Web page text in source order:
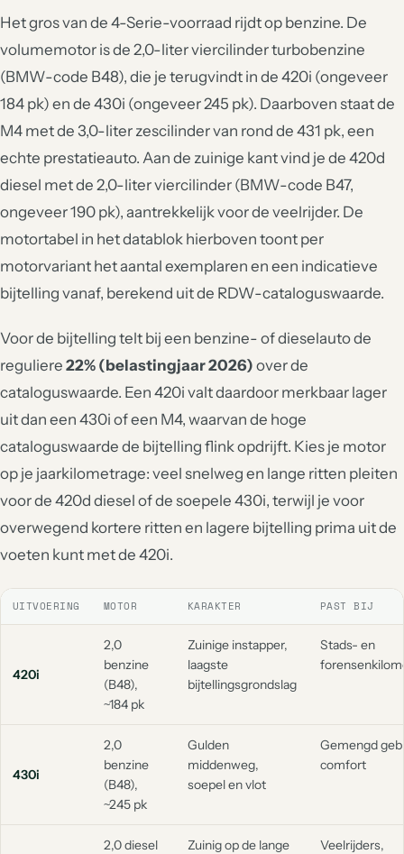
Het gros van de 4-Serie-voorraad rijdt op benzine. De
volumemotor is de 2,0-liter viercilinder turbobenzine
(BMW-code B48), die je terugvindt in de 420i (ongeveer
184 pk) en de 430i (ongeveer 245 pk). Daarboven staat de
M4 met de 3,0-liter zescilinder van rond de 431 pk, een
echte prestatieauto. Aan de zuinige kant vind je de 420d
diesel met de 2,0-liter viercilinder (BMW-code B47,
ongeveer 190 pk), aantrekkelijk voor de veelrijder. De
motortabel in het datablok hierboven toont per
motorvariant het aantal exemplaren en een indicatieve
bijtelling vanaf, berekend uit de RDW-cataloguswaarde.
Voor de bijtelling telt bij een benzine- of dieselauto de
reguliere 22% (belastingjaar 2026) over de
cataloguswaarde. Een 420i valt daardoor merkbaar lager
uit dan een 430i of een M4, waarvan de hoge
cataloguswaarde de bijtelling flink opdrijft. Kies je motor
op je jaarkilometrage: veel snelweg en lange ritten pleiten
voor de 420d diesel of de soepele 430i, terwijl je voor
overwegend kortere ritten en lagere bijtelling prima uit de
voeten kunt met de 420i.
UITVOERING MOTOR KARAKTER PAST BIJ
420i
2,0
benzine
(B48),
~184 pk
Zuinige instapper,
laagste
bijtellingsgrondslag
Stads- en
430i
2,0
benzine
(B48),
~245 pk
Gulden
middenweg,
soepel en vlot
Gemengd
comfort
2,0 diesel
Zuinig op de lange
Veelrijders,